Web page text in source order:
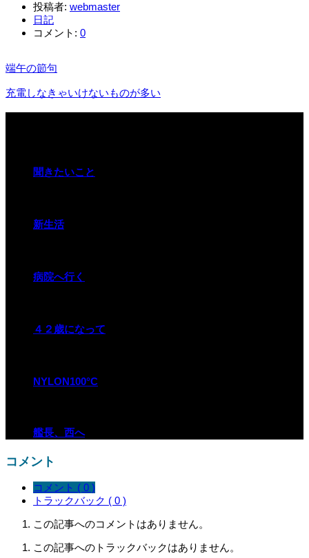
投稿者: webmaster
日記
コメント: 0
端午の節句
充電しなきゃいけないものが多い
聞きたいこと
新生活
病院へ行く
４２歳になって
NYLON100°C
艦長、西へ
コメント
コメント ( 0 )
トラックバック ( 0 )
この記事へのコメントはありません。
この記事へのトラックバックはありません。